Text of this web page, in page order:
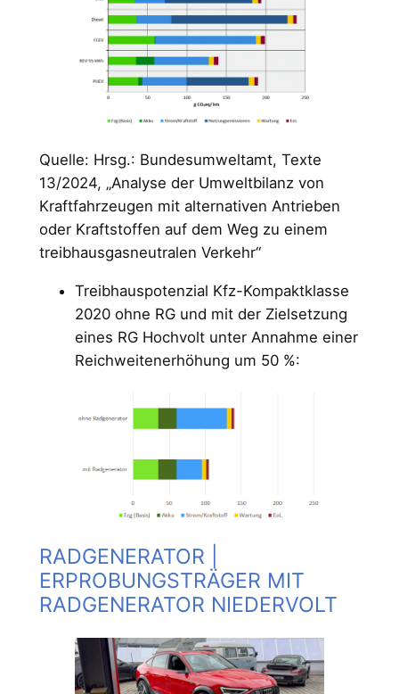
Quelle: Hrsg.: Bundesumweltamt, Texte
13/2024, „Analyse der Umweltbilanz von
Kraftfahrzeugen mit alternativen Antrieben
oder Kraftstoffen auf dem Weg zu einem
treibhausgasneutralen Verkehr“
Treibhauspotenzial Kfz-Kompaktklasse
2020 ohne RG und mit der Zielsetzung
eines RG Hochvolt unter Annahme einer
Reichweitenerhöhung um 50 %:
RADGENERATOR |
ERPROBUNGSTRÄGER MIT
RADGENERATOR NIEDERVOLT